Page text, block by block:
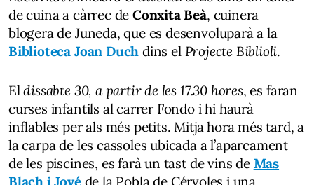
de cuina a càrrec deConxita Beà, cuinera
blogera de Juneda, que es desenvoluparà a la
Biblioteca Joan Duch dins el Projecte Biblioli.
Eldissabte 30, a partir de les 17.30 hores, es faran
curses infantils al carrer Fondo i hi haurà
inflables per als més petits. Mitja hora més tard, a
la carpa de les cassoles ubicada a l’aparcament
de les piscines, es farà un tast de vins de Mas
Blach i Jovéde la Pobla de Cérvoles i una